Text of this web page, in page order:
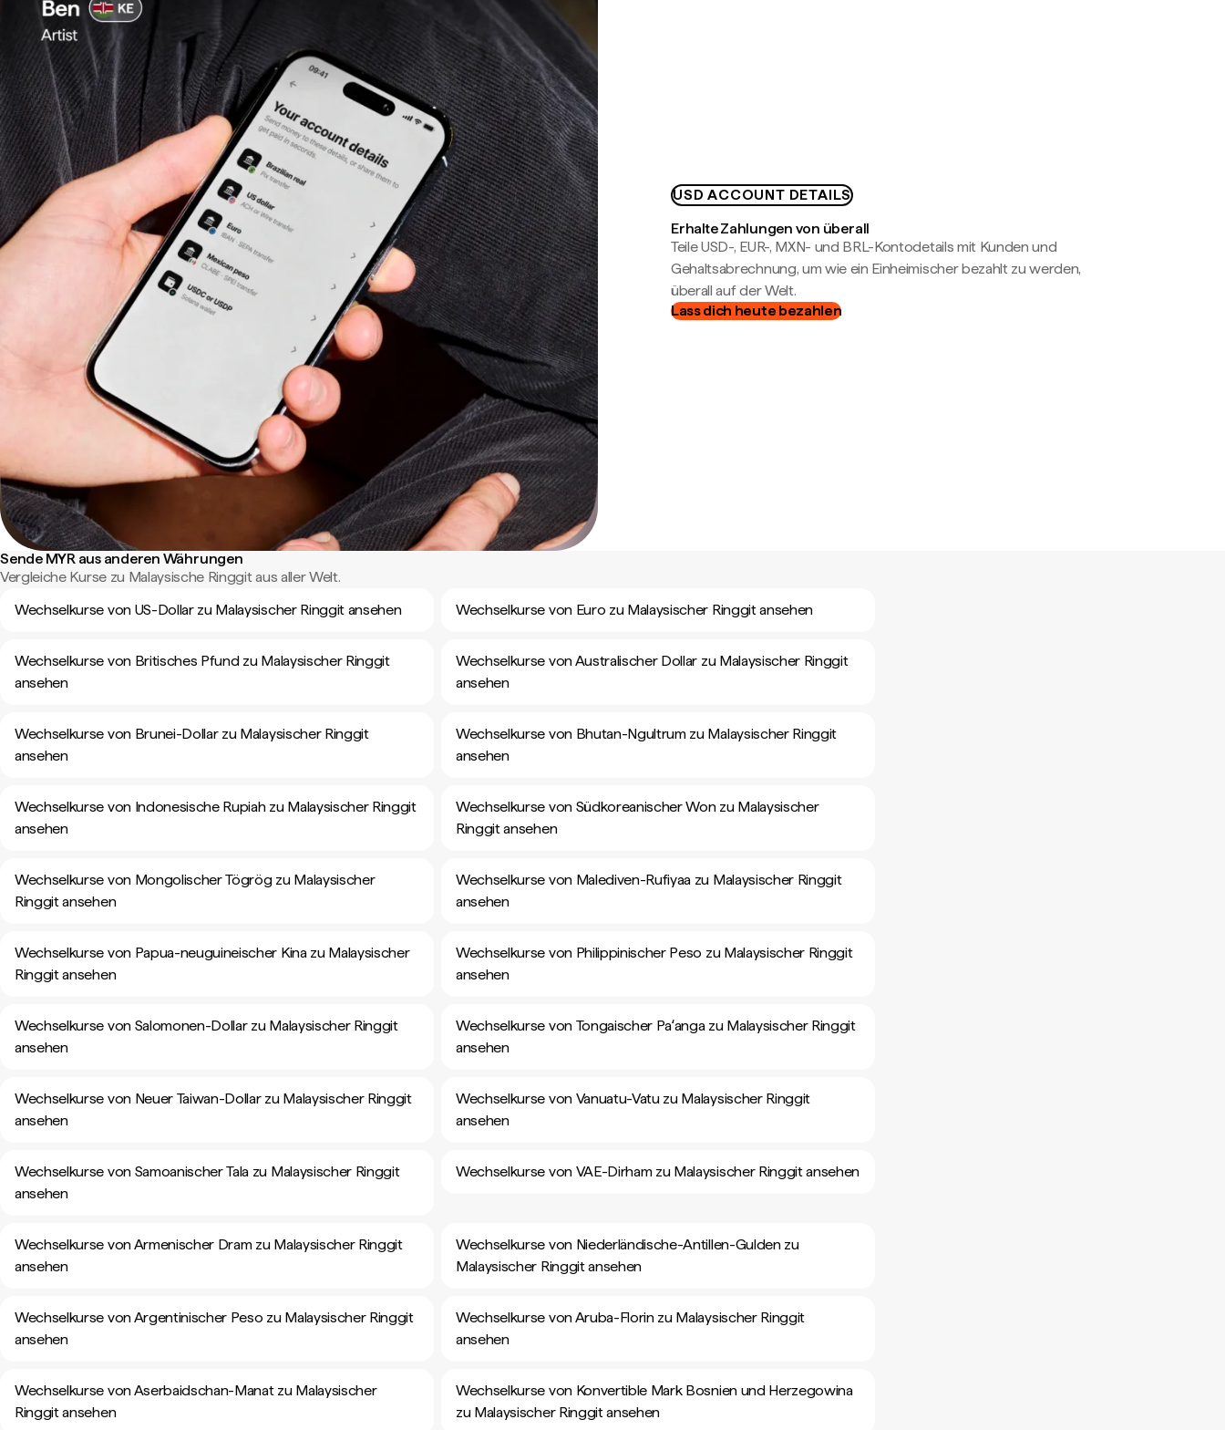
USD ACCOUNT DETAILS
Erhalte Zahlungen von überall
Teile USD-, EUR-, MXN- und BRL-Kontodetails mit Kunden und
Gehaltsabrechnung, um wie ein Einheimischer bezahlt zu werden,
überall auf der Welt.
Lass dich heute bezahlen
Sende MYR aus anderen Währungen
Vergleiche Kurse zu Malaysische Ringgit aus aller Welt.
Wechselkurse von US-Dollar zu Malaysischer Ringgit ansehen
Wechselkurse von Euro zu Malaysischer Ringgit ansehen
Wechselkurse von Britisches Pfund zu Malaysischer Ringgit
ansehen
Wechselkurse von Australischer Dollar zu Malaysischer Ringgit
ansehen
Wechselkurse von Brunei-Dollar zu Malaysischer Ringgit
ansehen
Wechselkurse von Bhutan-Ngultrum zu Malaysischer Ringgit
ansehen
Wechselkurse von Indonesische Rupiah zu Malaysischer Ringgit
ansehen
Wechselkurse von Südkoreanischer Won zu Malaysischer
Ringgit ansehen
Wechselkurse von Mongolischer Tögrög zu Malaysischer
Ringgit ansehen
Wechselkurse von Malediven-Rufiyaa zu Malaysischer Ringgit
ansehen
Wechselkurse von Papua-neuguineischer Kina zu Malaysischer
Ringgit ansehen
Wechselkurse von Philippinischer Peso zu Malaysischer Ringgit
ansehen
Wechselkurse von Salomonen-Dollar zu Malaysischer Ringgit
ansehen
Wechselkurse von Tongaischer Paʻanga zu Malaysischer Ringgit
ansehen
Wechselkurse von Neuer Taiwan-Dollar zu Malaysischer Ringgit
ansehen
Wechselkurse von Vanuatu-Vatu zu Malaysischer Ringgit
ansehen
Wechselkurse von Samoanischer Tala zu Malaysischer Ringgit
ansehen
Wechselkurse von VAE-Dirham zu Malaysischer Ringgit ansehen
Wechselkurse von Armenischer Dram zu Malaysischer Ringgit
ansehen
Wechselkurse von Niederländische-Antillen-Gulden zu
Malaysischer Ringgit ansehen
Wechselkurse von Argentinischer Peso zu Malaysischer Ringgit
ansehen
Wechselkurse von Aruba-Florin zu Malaysischer Ringgit
ansehen
Wechselkurse von Aserbaidschan-Manat zu Malaysischer
Ringgit ansehen
Wechselkurse von Konvertible Mark Bosnien und Herzegowina
zu Malaysischer Ringgit ansehen